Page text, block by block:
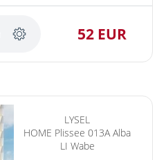
52 EUR
LYSEL
HOME Plissee 013A Alba
LI Wabe